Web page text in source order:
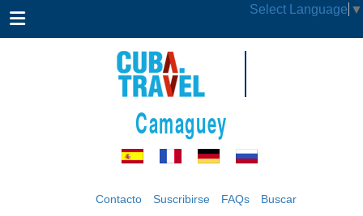
Select Language ▼
Camaguey
Contacto Suscribirse FAQs Buscar